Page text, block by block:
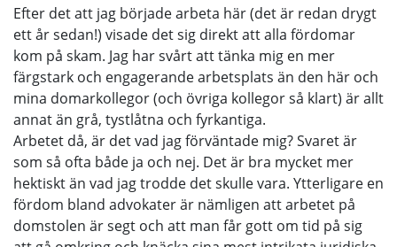
Efter det att jag började arbeta här (det är redan drygt
ett år sedan!) visade det sig direkt att alla fördomar
kom på skam. Jag har svårt att tänka mig en mer
färgstark och engagerande arbetsplats än den här och
mina domarkollegor (och övriga kollegor så klart) är allt
annat än grå, tystlåtna och fyrkantiga.
Arbetet då, är det vad jag förväntade mig? Svaret är
som så ofta både ja och nej. Det är bra mycket mer
hektiskt än vad jag trodde det skulle vara. Ytterligare en
fördom bland advokater är nämligen att arbetet på
domstolen är segt och att man får gott om tid på sig